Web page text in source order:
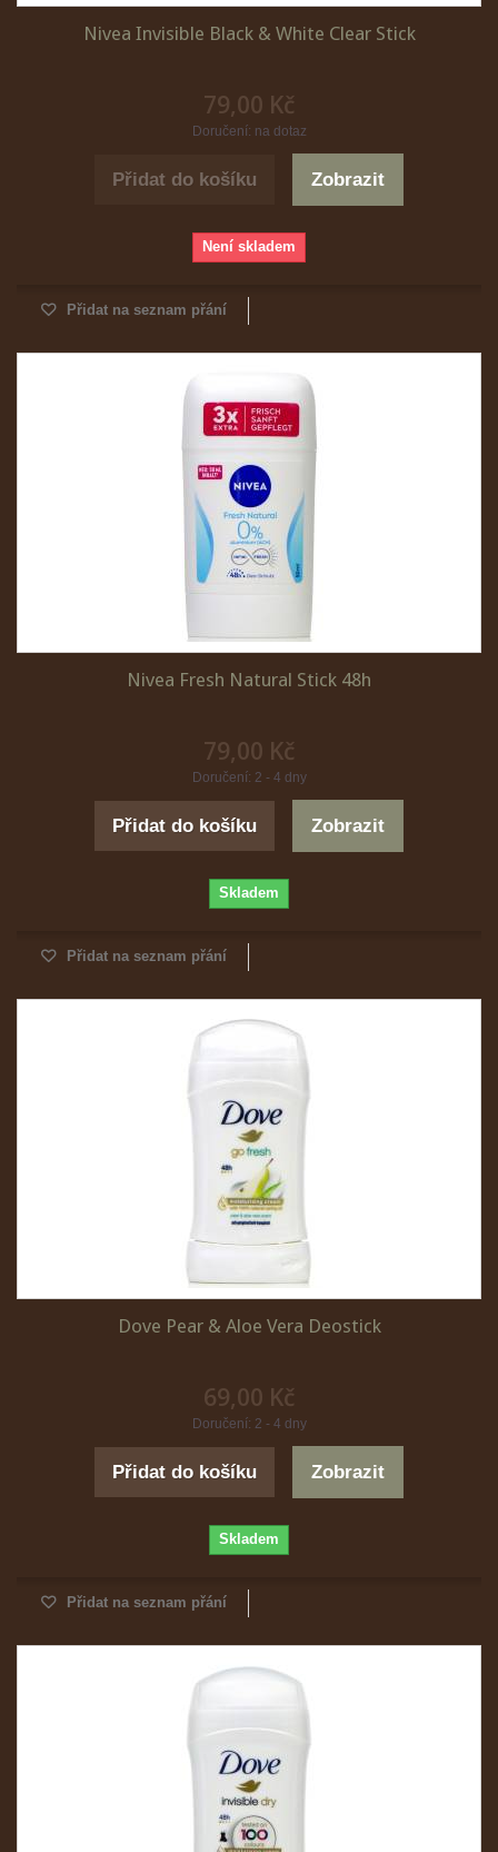
Nivea Invisible Black & White Clear Stick
79,00 Kč
Doručení: na dotaz
Přidat do košíku Zobrazit
Není skladem
Přidat na seznam přání
Nivea Fresh Natural Stick 48h
79,00 Kč
Doručení: 2 - 4 dny
Přidat do košíku Zobrazit
Skladem
Přidat na seznam přání
Dove Pear & Aloe Vera Deostick
69,00 Kč
Doručení: 2 - 4 dny
Přidat do košíku Zobrazit
Skladem
Přidat na seznam přání